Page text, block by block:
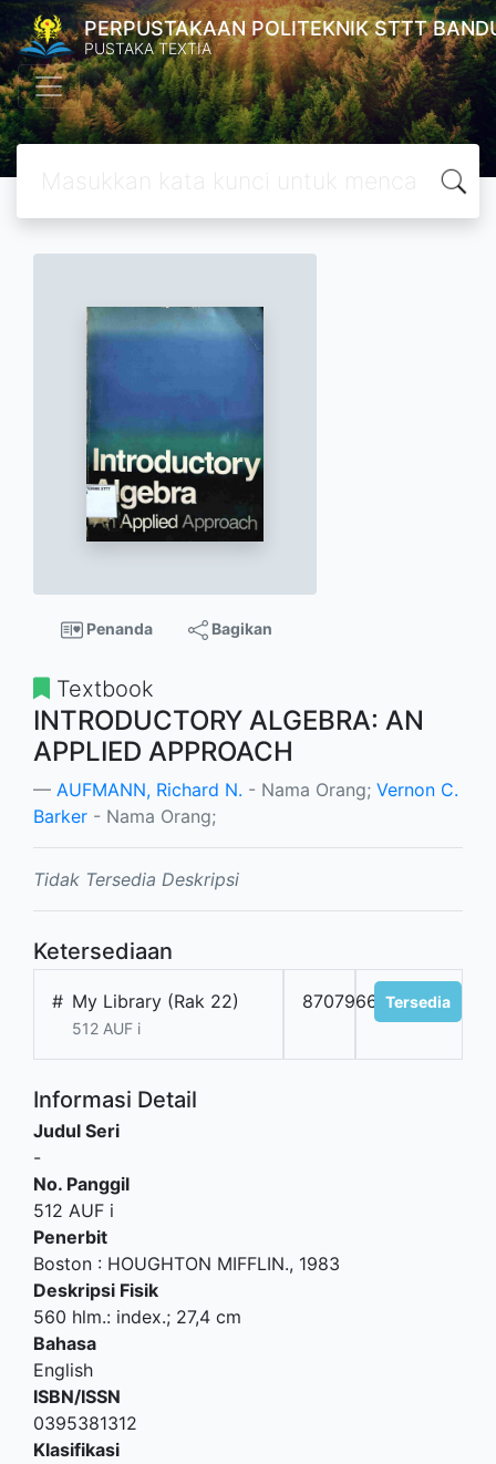
PERPUSTAKAAN POLITEKNIK STTT
PUSTAKA TEXTIA
Penanda Bagikan
Textbook
INTRODUCTORY ALGEBRA: AN
APPLIED APPROACH
AUFMANN, Richard N. - Nama Orang; Vernon C.
Barker - Nama Orang;
Tidak Tersedia Deskripsi
Ketersediaan
# My Library (Rak 22)
512 AUF i
8707966201Tersedia
Informasi Detail
Judul Seri
-
No. Panggil
512 AUF i
Penerbit
Boston : HOUGHTON MIFFLIN., 1983
Deskripsi Fisik
560 hlm.: index.; 27,4 cm
Bahasa
English
ISBN/ISSN
0395381312
Klasifikasi